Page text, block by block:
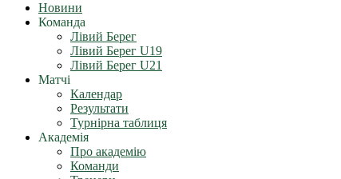
Новини
Команда
Лівий Берег
Лівий Берег U19
Лівий Берег U21
Матчі
Календар
Результати
Турнірна таблиця
Академія
Про академію
Команди